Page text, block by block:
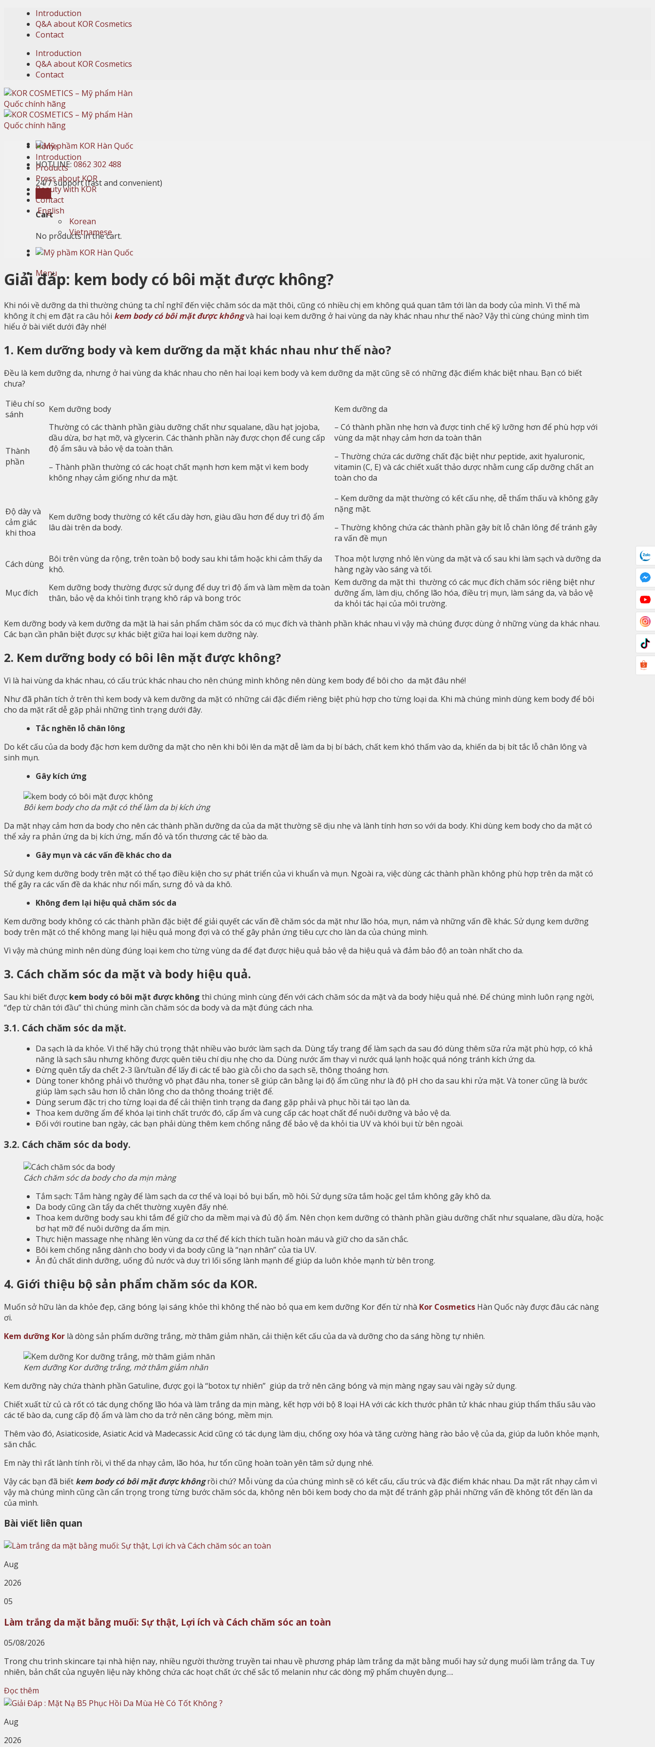
content
Introduction
Q&A about KOR Cosmetics
Contact
Introduction
Q&A about KOR Cosmetics
Contact
HOTLINE: 0862 302 488
24/7 support (fast and convenient)
Cart
No products in the cart.
Menu
Home
Introduction
Products
Press about KOR
Beauty with KOR
Contact
English
Korean
Vietnamese
Giải đáp: kem body có bôi mặt được không?
Khi nói về dưỡng da thì thường chúng ta chỉ nghĩ đến việc chăm sóc da mặt thôi, cũng có nhiều chị em không quá quan tâm tới làn da body của mình. Vì thế mà
không ít chị em đặt ra câu hỏi kem body có bôi mặt được khôngvà hai loại kem dưỡng ở hai vùng da này khác nhau như thế nào? Vậy thì cùng chúng mình tìm
hiểu ở bài viết dưới đây nhé!
1. Kem dưỡng body và kem dưỡng da mặt khác nhau như thế nào?
Đều là kem dưỡng da, nhưng ở hai vùng da khác nhau cho nên hai loại kem body và kem dưỡng da mặt cũng sẽ có những đặc điểm khác biệt nhau. Bạn có biết
chưa?
Tiêu chí so
sánh
Kem dưỡng body Kem dưỡng da
Thành
phần
Thường có các thành phần giàu dưỡng chất như squalane, dầu hạt jojoba,
dầu dừa, bơ hạt mỡ, và glycerin. Các thành phần này được chọn để cung cấp
độ ẩm sâu và bảo vệ da toàn thân.
– Thành phần thường có các hoạt chất mạnh hơn kem mặt vì kem body
không nhạy cảm giống như da mặt.
– Có thành phần nhẹ hơn và được tinh chế kỹ lưỡng hơn để phù hợp với
vùng da mặt nhạy cảm hơn da toàn thân
– Thường chứa các dưỡng chất đặc biệt như peptide, axit hyaluronic,
vitamin (C, E) và các chiết xuất thảo dược nhằm cung cấp dưỡng chất an
toàn cho da
Độ dày và
cảm giác
khi thoa
Kem dưỡng body thường có kết cấu dày hơn, giàu dầu hơn để duy trì độ ẩm
lâu dài trên da body.
– Kem dưỡng da mặt thường có kết cấu nhẹ, dễ thẩm thấu và không gây
nặng mặt.
– Thường không chứa các thành phần gây bít lỗ chân lông để tránh gây
ra vấn đề mụn
Cách dùng Bôi trên vùng da rộng, trên toàn bộ body sau khi tắm hoặc khi cảm thấy da
khô.
Thoa một lượng nhỏ lên vùng da mặt và cổ sau khi làm sạch và dưỡng da
hàng ngày vào sáng và tối.
Mục đích
Kem dưỡng body thường được sử dụng để duy trì độ ẩm và làm mềm da toàn
thân, bảo vệ da khỏi tình trạng khô ráp và bong tróc
Kem dưỡng da mặt thì thường có các mục đích chăm sóc riêng biệt như
dưỡng ẩm, làm dịu, chống lão hóa, điều trị mụn, làm sáng da, và bảo vệ
da khỏi tác hại của môi trường.
Kem dưỡng body và kem dưỡng da mặt là hai sản phẩm chăm sóc da có mục đích và thành phần khác nhau vì vậy mà chúng được dùng ở những vùng da khác nhau.
Các bạn cần phân biệt được sự khác biệt giữa hai loại kem dưỡng này.
2. Kem dưỡng body có bôi lên mặt được không?
Vì là hai vùng da khác nhau, có cấu trúc khác nhau cho nên chúng mình không nên dùng kem body để bôi cho da mặt đâu nhé!
Như đã phân tích ở trên thì kem body và kem dưỡng da mặt có những cái đặc điểm riêng biệt phù hợp cho từng loại da. Khi mà chúng mình dùng kem body để bôi
cho da mặt rất dễ gặp phải những tình trạng dưới đây.
Tắc nghẽn lỗ chân lông
Do kết cấu của da body đặc hơn kem dưỡng da mặt cho nên khi bôi lên da mặt dễ làm da bị bí bách, chất kem khó thấm vào da, khiến da bị bít tắc lỗ chân lông và
sinh mụn.
Gây kích ứng
Bôi kem body cho da mặt có thể làm da bị kích ứng
Da mặt nhạy cảm hơn da body cho nên các thành phần dưỡng da của da mặt thường sẽ dịu nhẹ và lành tính hơn so với da body. Khi dùng kem body cho da mặt có
thể xảy ra phản ứng da bị kích ứng, mẩn đỏ và tổn thương các tế bào da.
Gây mụn và các vấn đề khác cho da
Sử dụng kem dưỡng body trên mặt có thể tạo điều kiện cho sự phát triển của vi khuẩn và mụn. Ngoài ra, việc dùng các thành phần không phù hợp trên da mặt có
thể gây ra các vấn đề da khác như nổi mẩn, sưng đỏ và da khô.
Không đem lại hiệu quả chăm sóc da
Kem dưỡng body không có các thành phần đặc biệt để giải quyết các vấn đề chăm sóc da mặt như lão hóa, mụn, nám và những vấn đề khác. Sử dụng kem dưỡng
body trên mặt có thể không mang lại hiệu quả mong đợi và có thể gây phản ứng tiêu cực cho làn da của chúng mình.
Vì vậy mà chúng mình nên dùng đúng loại kem cho từng vùng da để đạt được hiệu quả bảo vệ da hiệu quả và đảm bảo độ an toàn nhất cho da.
3. Cách chăm sóc da mặt và body hiệu quả.
Sau khi biết được kem body có bôi mặt được không thì chúng mình cùng đến với cách chăm sóc da mặt và da body hiệu quả nhé. Để chúng mình luôn rạng ngời,
“đẹp từ chân tới đầu” thì chúng mình cần chăm sóc da body và da mặt đúng cách nha.
3.1. Cách chăm sóc da mặt.
Da sạch là da khỏe. Vì thế hãy chú trọng thật nhiều vào bước làm sạch da. Dùng tẩy trang để làm sạch da sau đó dùng thêm sữa rửa mặt phù hợp, có khả
năng là sạch sâu nhưng không được quên tiêu chí dịu nhẹ cho da. Dùng nước ấm thay vì nước quá lạnh hoặc quá nóng tránh kích ứng da.
Đừng quên tẩy da chết 2-3 lần/tuần để lấy đi các tế bào già cỗi cho da sạch sẽ, thông thoáng hơn.
Dùng toner không phải vô thưởng vô phạt đâu nha, toner sẽ giúp cân bằng lại độ ẩm cũng như là độ pH cho da sau khi rửa mặt. Và toner cũng là bước
giúp làm sạch sâu hơn lỗ chân lông cho da thông thoáng triệt để.
Dùng serum đặc trị cho từng loại da để cải thiện tình trạng da đang gặp phải và phục hồi tái tạo làn da.
Thoa kem dưỡng ẩm để khóa lại tinh chất trước đó, cấp ẩm và cung cấp các hoạt chất để nuôi dưỡng và bảo vệ da.
Đối với routine ban ngày, các bạn phải dùng thêm kem chống nắng để bảo vệ da khỏi tia UV và khói bụi từ bên ngoài.
3.2. Cách chăm sóc da body.
Cách chăm sóc da body cho da mịn màng
Tắm sạch: Tắm hàng ngày để làm sạch da cơ thể và loại bỏ bụi bẩn, mồ hôi. Sử dụng sữa tắm hoặc gel tắm không gây khô da.
Da body cũng cần tẩy da chết thường xuyên đấy nhé.
Thoa kem dưỡng body sau khi tắm để giữ cho da mềm mại và đủ độ ẩm. Nên chọn kem dưỡng có thành phần giàu dưỡng chất như squalane, dầu dừa, hoặc
bơ hạt mỡ để nuôi dưỡng da ẩm mịn.
Thực hiện massage nhẹ nhàng lên vùng da cơ thể để kích thích tuần hoàn máu và giữ cho da săn chắc.
Bôi kem chống nắng dành cho body vì da body cũng là “nạn nhân” của tia UV.
Ăn đủ chất dinh dưỡng, uống đủ nước và duy trì lối sống lành mạnh để giúp da luôn khỏe mạnh từ bên trong.
4. Giới thiệu bộ sản phẩm chăm sóc da KOR.
Muốn sở hữu làn da khỏe đẹp, căng bóng lại sáng khỏe thì không thể nào bỏ qua em kem dưỡng Kor đến từ nhà Kor Cosmetics Hàn Quốc này được đâu các nàng
ơi.
Kem dưỡng Kor là dòng sản phẩm dưỡng trắng, mờ thâm giảm nhăn, cải thiện kết cấu của da và dưỡng cho da sáng hồng tự nhiên.
Kem dưỡng Kor dưỡng trắng, mờ thâm giảm nhăn
Kem dưỡng này chứa thành phần Gatuline, được gọi là “botox tự nhiên” giúp da trở nên căng bóng và mịn màng ngay sau vài ngày sử dụng.
Chiết xuất từ củ cà rốt có tác dụng chống lão hóa và làm trắng da mịn màng, kết hợp với bộ 8 loại HA với các kích thước phân tử khác nhau giúp thẩm thấu sâu vào
các tế bào da, cung cấp độ ẩm và làm cho da trở nên căng bóng, mềm mịn.
Thêm vào đó, Asiaticoside, Asiatic Acid và Madecassic Acid cũng có tác dụng làm dịu, chống oxy hóa và tăng cường hàng rào bảo vệ của da, giúp da luôn khỏe mạnh,
săn chắc.
Em này thì rất lành tính rồi, vì thế da nhạy cảm, lão hóa, hư tổn cũng hoàn toàn yên tâm sử dụng nhé.
Vậy các bạn đã biết kem body có bôi mặt được khôngrồi chứ? Mỗi vùng da của chúng mình sẽ có kết cấu, cấu trúc và đặc điểm khác nhau. Da mặt rất nhạy cảm vì
vậy mà chúng mình cũng cần cẩn trọng trong từng bước chăm sóc da, không nên bôi kem body cho da mặt để tránh gặp phải những vấn đề không tốt đến làn da
của mình.
Bài viết liên quan
Aug
2026
05
Làm trắng da mặt bằng muối: Sự thật, Lợi ích và Cách chăm sóc an toàn
05/08/2026
Trong chu trình skincare tại nhà hiện nay, nhiều người thường truyền tai nhau về phương pháp làm trắng da mặt bằng muối hay sử dụng muối làm trắng da. Tuy
nhiên, bản chất của nguyên liệu này không chứa các hoạt chất ức chế sắc tố melanin như các dòng mỹ phẩm chuyên dụng….
Đọc thêm
Aug
2026